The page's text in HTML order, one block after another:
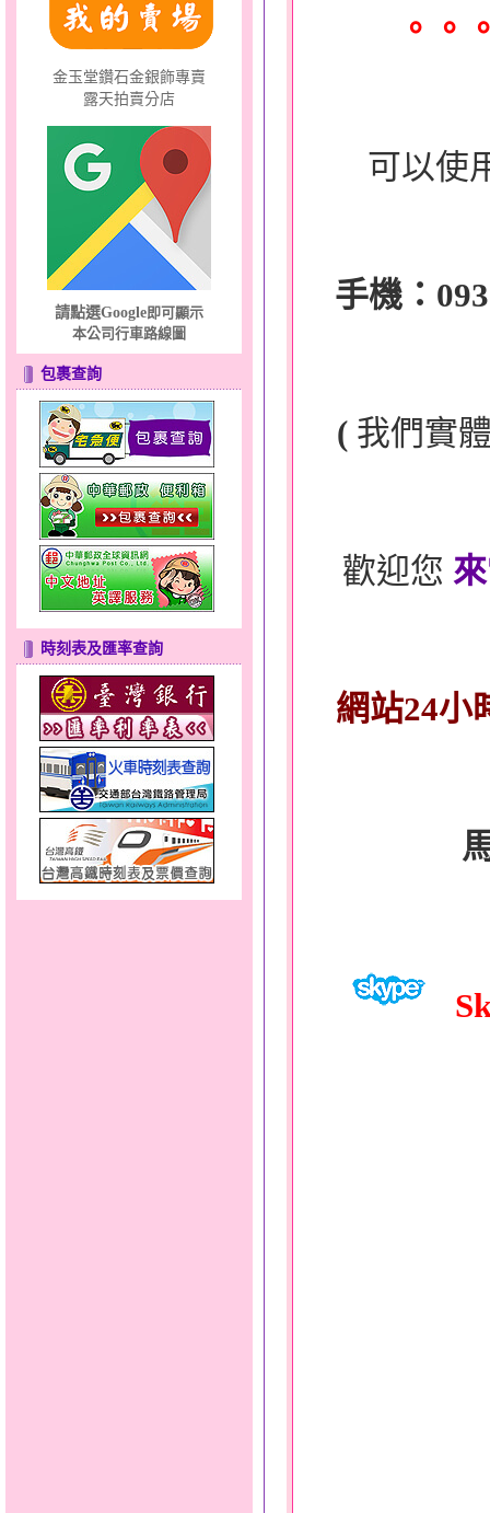
金玉堂鑽石金銀飾專賣
露天拍賣分店
請點選Google即可顯示
本公司行車路線圖
包裹查詢
時刻表及匯率查詢
。。
可以使
手機：
( 我們實
歡迎您
網站24小